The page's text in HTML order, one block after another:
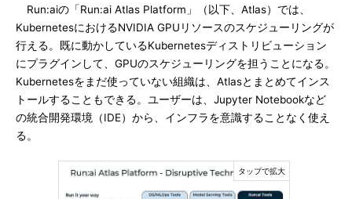
Run:aiの「Run:ai Atlas Platform」（以下、Atlas）では、
KubernetesにおけるNVIDIA GPUリソースのスケジューリングが
行える。既に動かしているKubernetesディストリビューション
にプラグインして、GPUのスケジューリングを担うことになる。
Kubernetesをまだ使っていない組織は、Atlasとまとめてインス
トールすることもできる。ユーザーは、Jupyter Notebookなど
の統合開発環境（IDE）から、インフラを意識することなく使え
る。